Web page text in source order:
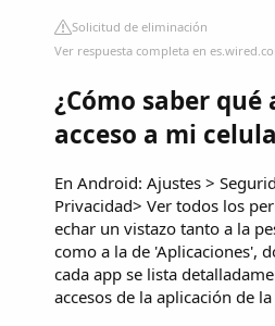
Solicitud de eliminación
Ver respuesta completa en
¿Cómo saber qué
acceso a mi
En Android: Ajustes >
Privacidad> Ver todos los
echar un vistazo tanto a la
como a la de 'Aplicaciones',
cada app se lista
accesos de la aplicación de